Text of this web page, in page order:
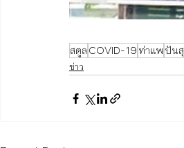
สตูลCOVID-19ท่าแพปัน
ข่าว